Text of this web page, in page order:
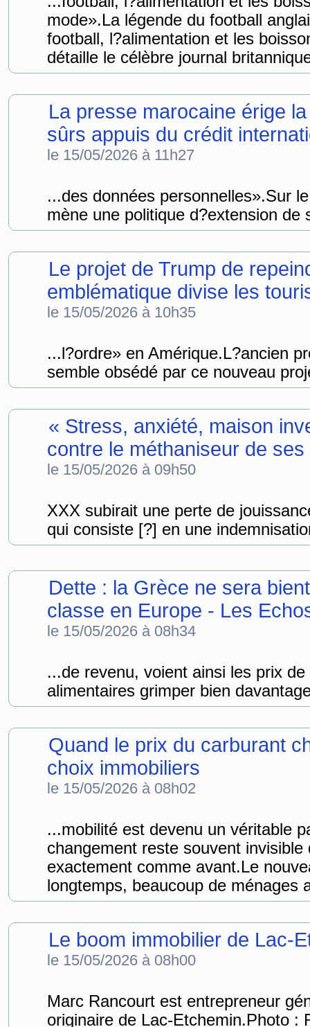
mode».La légende du football
football, l?alimentation et les
détaille le célèbre journal
La presse marocaine érige
sûrs appuis du crédit
le 15/05/2026 à 11h27
...des données personnelles».Sur
mène une politique d?extension de
Le projet de Trump de
emblématique divise les
le 15/05/2026 à 10h35
...l?ordre» en Amérique.L?ancien
semble obsédé par ce nouveau
« Stress, anxiété, maison
contre le méthaniseur de
le 15/05/2026 à 09h50
XXX subirait une perte de
qui consiste [?] en une
Dette : la Grèce ne sera
classe en Europe - Les
le 15/05/2026 à 08h34
...de revenu, voient ainsi les prix de
alimentaires grimper bien
Quand le prix du carburant
choix immobiliers
le 15/05/2026 à 08h02
...mobilité est devenu un véritable
changement reste souvent
exactement comme avant.Le
longtemps, beaucoup de ménages
Le boom immobilier de Lac-
le 15/05/2026 à 08h00
Marc Rancourt est entrepreneur
originaire de Lac-Etchemin.Photo :